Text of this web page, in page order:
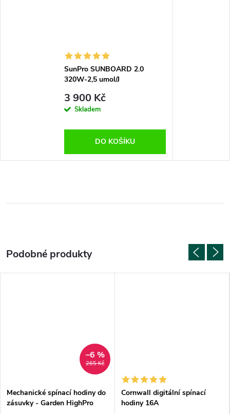
SunPro SUNBOARD 2.0
320W-2,5 umol/J
3 900 Kč
Skladem
DO KOŠÍKU
265 Kč
–6 %
Mechanické spínací hodiny do
zásuvky - Garden HighPro
Cornwall digitální spínací
hodiny 16A